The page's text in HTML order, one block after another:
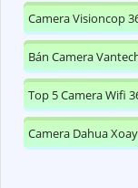
Camera Visioncop
Bán Camera
Top 5 Camera Wifi
Camera Dahua